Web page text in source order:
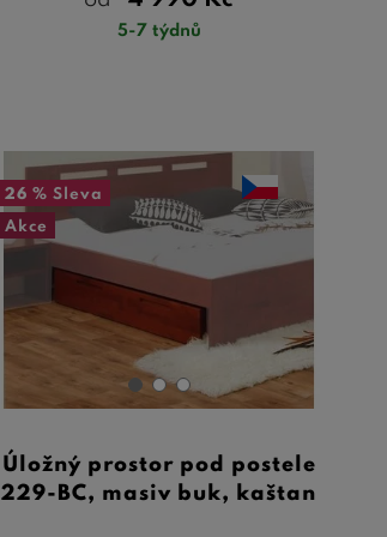
5-7 týdnů
26 % Sleva
Akce
Úložný prostor pod postele
229-BC, masiv buk, kaštan